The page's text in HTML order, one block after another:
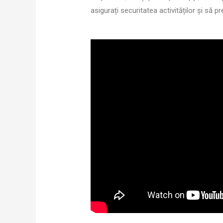
asigurați securitatea activităților și să